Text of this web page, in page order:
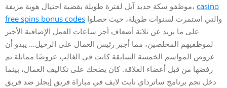
موظفو سكة حديد آيل لفترة طويلة بقضية احتيال هوية مزيفة، casino
free spins bonus codes
على ما يزيد عن ثلاثة أضعاف أجر ساعات العمل الإضافية الأخير
لموظفيهم المخلصين، مما أجبر رئيس العمال على الرحيل… يبدو أن
عروض المواسم الخمسة السابقة كانت في الغالب عروضًا مماثلة تم
رفضها من قبل أعضاء العلاقة. كان يضحك على تكاليف العمال، بينما
دخل نجم برنامج ساترداي نايت لايف في مباراة فريق إيجلز ضد فريق